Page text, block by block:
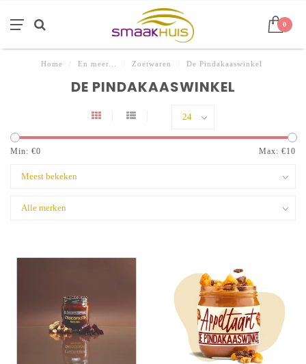
0
Home En meer... Zoetwaren De Pindakaaswinkel
DE PINDAKAASWINKEL
Min: €0 Max: €10